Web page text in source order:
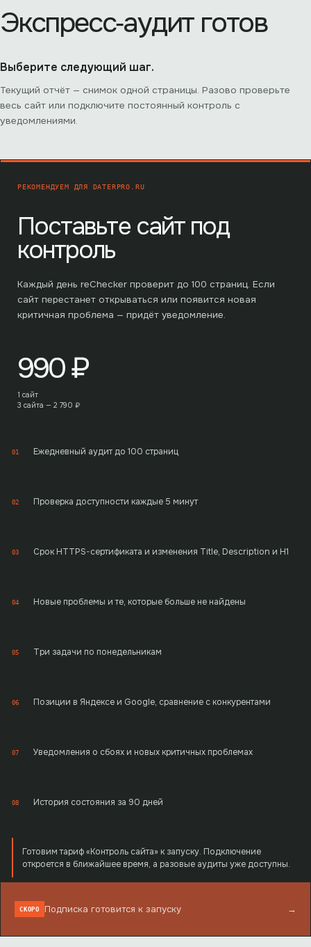
Экспресс‑аудит готов
Выберите следующий шаг.
Текущий отчёт — снимок одной страницы. Разово проверьте
весь сайт или подключите постоянный контроль с
уведомлениями.
РЕКОМЕНДУЕМ ДЛЯ DATERPRO.RU
Поставьте сайт под
контроль
Каждый день reChecker проверит до 100 страниц. Если
сайт перестанет открываться или появится новая
критичная проблема — придёт уведомление.
990₽
1 сайт
3 сайта — 2 790 ₽
01 Ежедневный аудит до 100 страниц
02 Проверка доступности каждые 5 минут
03 Срок HTTPS-сертификата и изменения Title, Description и H1
04 Новые проблемы и те, которые больше не найдены
05 Три задачи по понедельникам
06 Позиции в Яндексе и Google, сравнение с конкурентами
07 Уведомления о сбоях и новых критичных проблемах
08 История состояния за 90 дней
Готовим тариф «Контроль сайта» к запуску. Подключение
откроется в ближайшее время, а разовые аудиты уже доступны.
СКОРО Подписка готовится к запуску →